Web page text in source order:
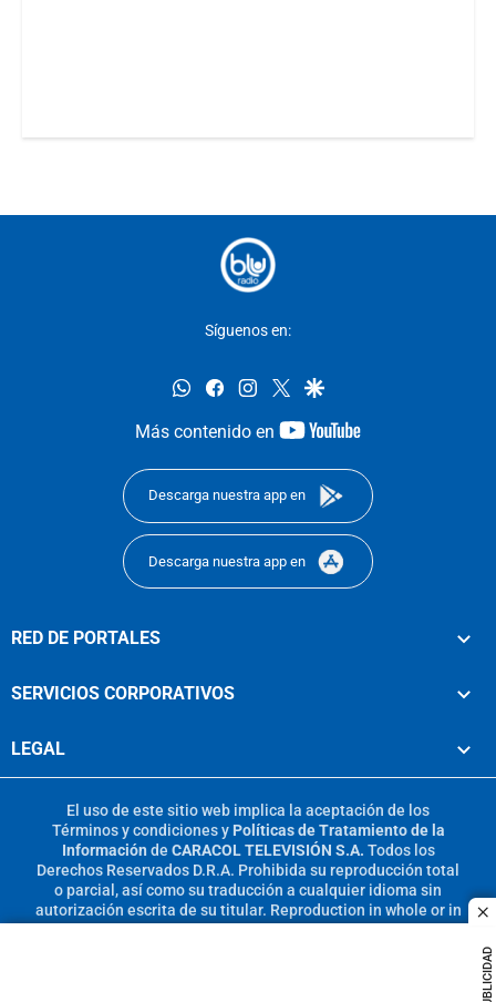
PUBLICIDAD
Síguenos en:
whatsappfacebookinstagram
twittergoogle
Más contenido en
youtube-
Descarga nuestra app en
Descarga nuestra app en
RED DE PORTALES
SERVICIOS CORPORATIVOS
LEGAL
El uso de este sitio web implica la aceptación de los
Términos y condicionesy Políticas de Tratamiento de la
Información de CARACOL TELEVISIÓN S.A. Todos los
Derechos Reservados D.R.A. Prohibida su reproducción total
o parcial, así como su traducción a cualquier idioma sin
autorización escrita de su titular. Reproduction in whole or in